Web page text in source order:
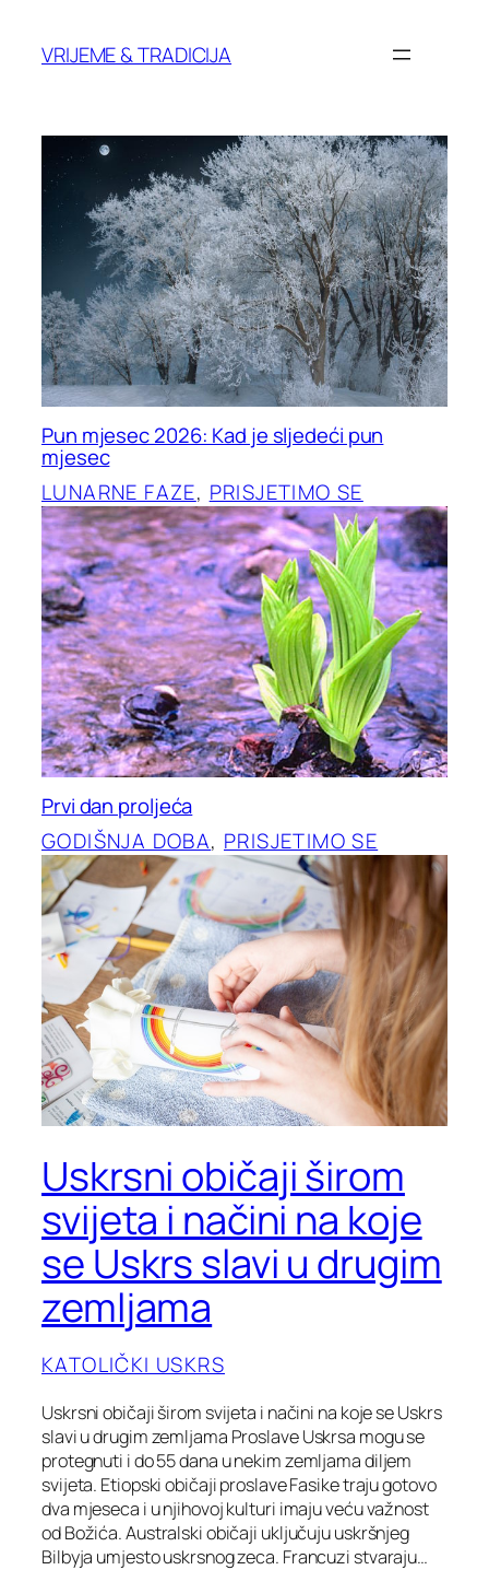
VRIJEME & TRADICIJA
Pun mjesec 2026: Kad je sljedeći pun
mjesec
LUNARNE FAZE, PRISJETIMO SE
Prvi dan proljeća
GODIŠNJA DOBA, PRISJETIMO SE
Uskrsni običaji širom
svijeta i načini na koje
se Uskrs slavi u drugim
zemljama
KATOLIČKI USKRS
Uskrsni običaji širom svijeta i načini na koje se Uskrs
slavi u drugim zemljama Proslave Uskrsa mogu se
protegnuti i do 55 dana u nekim zemljama diljem
svijeta. Etiopski običaji proslave Fasike traju gotovo
dva mjeseca i u njihovoj kulturi imaju veću važnost
od Božića. Australski običaji uključuju uskršnjeg
Bilbyja umjesto uskrsnog zeca. Francuzi stvaraju…